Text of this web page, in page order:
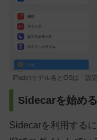
iPadのモデル名とOSは「設
Sidecarを始め
Sidecarを利用する